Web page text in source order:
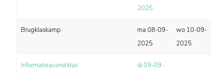
2025
Brugklaskamp
ma 08-09-
2025
wo 10-09-
2025
Informatieavond klas
di 09-09-